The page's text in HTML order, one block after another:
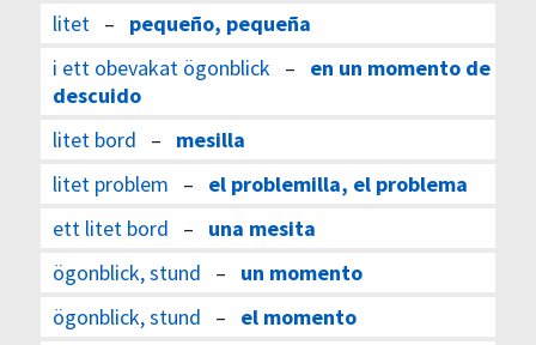
litet – pequeño, pequeña
i ett obevakat ögonblick – en un momento de
descuido
litet bord – mesilla
litet problem – el problemilla, el problema
ett litet bord – una mesita
ögonblick, stund – un momento
ögonblick, stund – el momento